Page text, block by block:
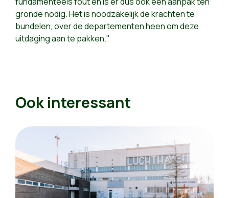
gronde nodig. Het is noodzakelijk de krachten te
bundelen, over de departementen heen om deze
uitdaging aan te pakken."
Ook interessant